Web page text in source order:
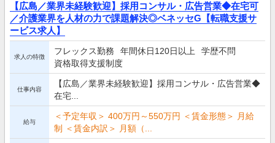
【広島／業界未経験歓迎】採用コンサル・広告営業◆在宅可
／介護業界を人材の力で課題解決◎ベネッセG【転職支援サ
ービス求人】
求人の特徴
フレックス勤務 年間休日120日以上
学歴不問
資格取得支援制度
仕事内容
【広島／業界未経験歓迎】採用コンサル・広告営業◆
在宅...
給与
＜予定年収＞ 400万円～550万円 ＜賃金形態＞ 月給
制 ＜賃金内訳＞ 月額（...